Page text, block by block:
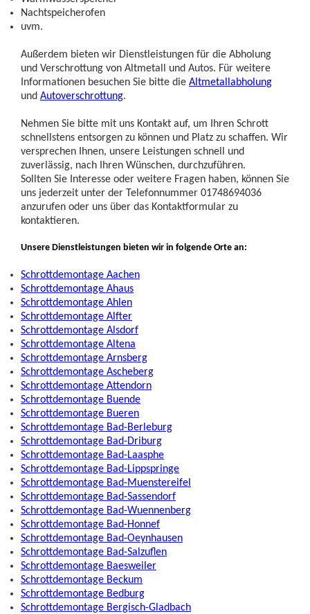
Nachtspeicherofen
uvm.
Außerdem bieten wir Dienstleistungen für die Abholung
und Verschrottung von Altmetall und Autos. Für weitere
Informationen besuchen Sie bitte die Altmetallabholung
und Autoverschrottung.
Nehmen Sie bitte mit uns Kontakt auf, um Ihren Schrott
schnellstens entsorgen zu können und Platz zu schaffen. Wir
versprechen Ihnen, unsere Leistungen schnell und
zuverlässig, nach Ihren Wünschen, durchzuführen.
Sollten Sie Interesse oder weitere Fragen haben, können Sie
uns jederzeit unter der Telefonnummer 01748694036
anzurufen oder uns über das Kontaktformular zu
kontaktieren.
Unsere Dienstleistungen bieten wir in folgende Orte an:
Schrottdemontage Aachen
Schrottdemontage Ahaus
Schrottdemontage Ahlen
Schrottdemontage Alfter
Schrottdemontage Alsdorf
Schrottdemontage Altena
Schrottdemontage Arnsberg
Schrottdemontage Ascheberg
Schrottdemontage Attendorn
Schrottdemontage Buende
Schrottdemontage Bueren
Schrottdemontage Bad-Berleburg
Schrottdemontage Bad-Driburg
Schrottdemontage Bad-Laasphe
Schrottdemontage Bad-Lippspringe
Schrottdemontage Bad-Muenstereifel
Schrottdemontage Bad-Sassendorf
Schrottdemontage Bad-Wuennenberg
Schrottdemontage Bad-Honnef
Schrottdemontage Bad-Oeynhausen
Schrottdemontage Bad-Salzuflen
Schrottdemontage Baesweiler
Schrottdemontage Beckum
Schrottdemontage Bedburg
Schrottdemontage Bergisch-Gladbach